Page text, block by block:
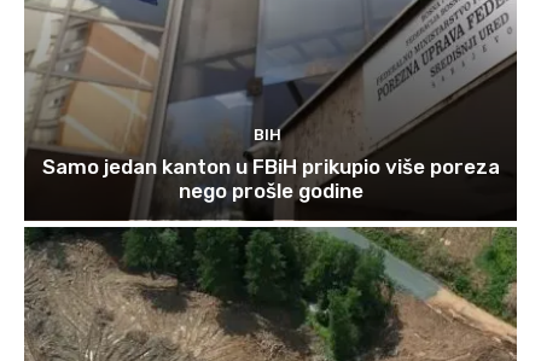
BIH
Samo jedan kanton u FBiH prikupio više poreza
nego prošle godine